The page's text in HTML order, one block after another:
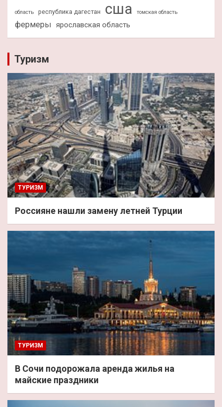
область республика дагестан сша томская область
фермеры ярославская область
Туризм
ТУРИЗМ
Россияне нашли замену летней Турции
ТУРИЗМ
В Сочи подорожала аренда жилья на
майские праздники